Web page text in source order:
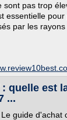
sont pas trop
essentielle
par les rayons
quelle est
...
guide d'achat